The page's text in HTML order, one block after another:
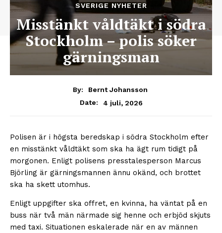
SVERIGE NYHETER
Misstänkt våldtäkt i södra
Stockholm – polis söker
gärningsman
By:
Bernt Johansson
Date:
4 juli, 2026
Polisen är i högsta beredskap i södra Stockholm efter
en misstänkt våldtäkt som ska ha ägt rum tidigt på
morgonen. Enligt polisens presstalesperson Marcus
Björling är gärningsmannen ännu okänd, och brottet
ska ha skett utomhus.
Enligt uppgifter ska offret, en kvinna, ha väntat på en
buss när två män närmade sig henne och erbjöd skjuts
med taxi. Situationen eskalerade när en av männen